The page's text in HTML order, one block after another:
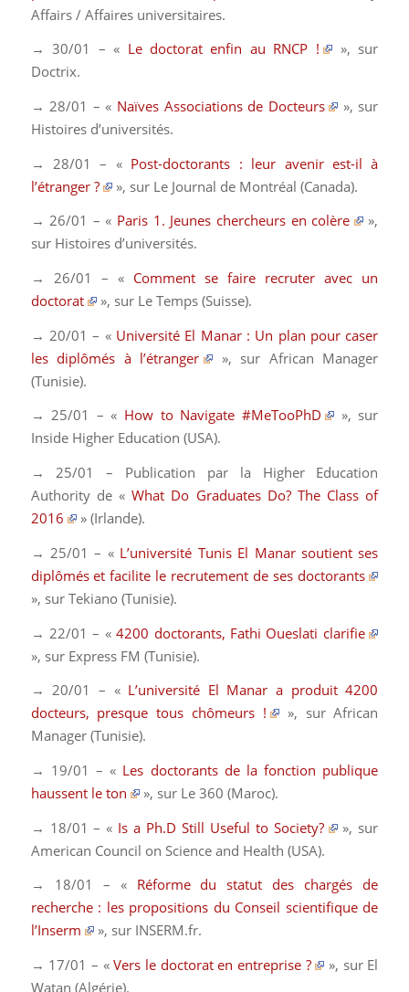
Affairs / Affaires universitaires.
→ 30/01 – « Le doctorat enfin au RNCP !
», sur
Doctrix.
→ 28/01 – « Naïves Associations de Docteurs
», sur
Histoires d’universités.
→ 28/01 – « Post-doctorants : leur avenir est-il à
l’étranger ?
», sur Le Journal de Montréal(Canada).
→ 26/01 – « Paris 1. Jeunes chercheurs en colère
»,
sur Histoires d’universités.
→ 26/01 – « Comment se faire recruter avec un
doctorat
», sur Le Temps(Suisse).
→ 20/01 – « Université El Manar : Un plan pour caser
les diplômés à l’étranger
», sur African Manager
(Tunisie).
→ 25/01 – « How to Navigate #MeTooPhD
», sur
Inside Higher Education (USA).
→ 25/01 – Publication par la Higher Education
Authority de «What Do Graduates Do? The Class of
2016
» (Irlande).
→ 25/01 – « L’université Tunis El Manar soutient ses
diplômés et facilite le recrutement de ses doctorants
», sur Tekiano (Tunisie).
→ 22/01 – «4200 doctorants, Fathi Oueslati clarifie
», sur Express FM (Tunisie).
→ 20/01 – « L’université El Manar a produit 4200
docteurs, presque tous chômeurs !
», surAfrican
Manager (Tunisie).
→ 19/01 – « Les doctorants de la fonction publique
haussent le ton
», sur Le 360(Maroc).
→ 18/01 – « Is a Ph.D Still Useful to Society?
», sur
American Council on Science and Health (USA).
→ 18/01 – « Réforme du statut des chargés de
recherche : les propositions du Conseil scientifique de
l’Inserm
», sur INSERM.fr.
→ 17/01 – «Vers le doctorat en entreprise ? », sur El
Watan (Algérie).